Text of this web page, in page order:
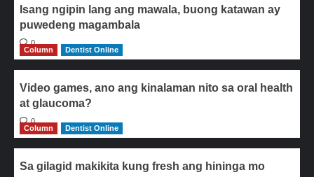
Isang ngipin lang ang mawala, buong katawan ay
puwedeng magambala
0
Column
Dentist Online
Video games, ano ang kinalaman nito sa oral health
at glaucoma?
0
Column
Dentist Online
Sa gilagid makikita kung fresh ang hininga mo